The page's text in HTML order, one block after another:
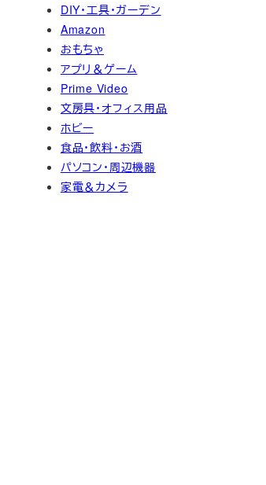
DIY・工具・ガーデン
Amazon
おもちゃ
アプリ＆ゲーム
Prime Video
文房具・オフィス用品
ホビー
食品・飲料・お酒
パソコン・周辺機器
家電＆カメラ